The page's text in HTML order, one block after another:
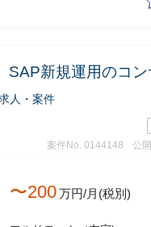
SAP新規運用のコ
人・案件
案件No. 0144148
公
〜200万円/月(税別)